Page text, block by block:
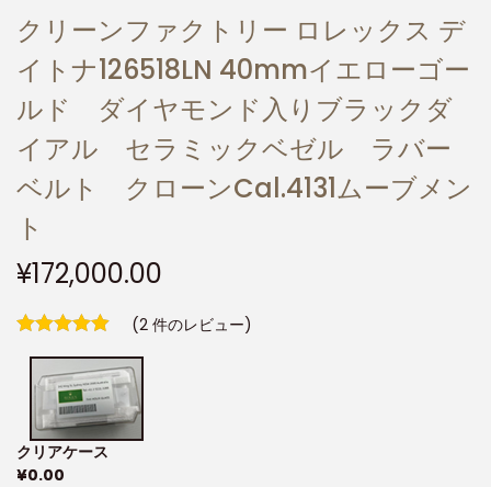
クリーンファクトリー ロレックス デ
イトナ126518LN 40mmイエローゴー
ルド ダイヤモンド入りブラックダ
イアル セラミックベゼル ラバー
ベルト クローンCal.4131ムーブメン
ト
¥172,000.00
(2 件のレビュー)
クリアケース
¥0.00